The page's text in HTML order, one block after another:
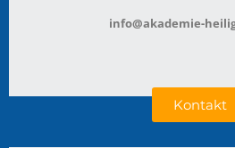
info@akademie-
Kontakt